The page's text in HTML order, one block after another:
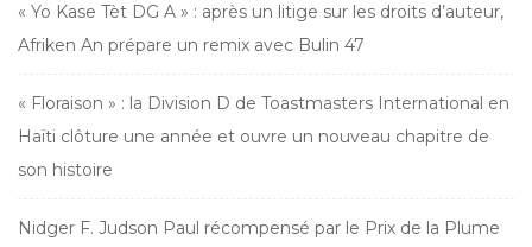
« Yo Kase Tèt DG A » : après un litige sur les droits d’auteur,
Afriken An prépare un remix avec Bulin 47
« Floraison » : la Division D de Toastmasters International en
Haïti clôture une année et ouvre un nouveau chapitre de
son histoire
Nidger F. Judson Paul récompensé par le Prix de la Plume